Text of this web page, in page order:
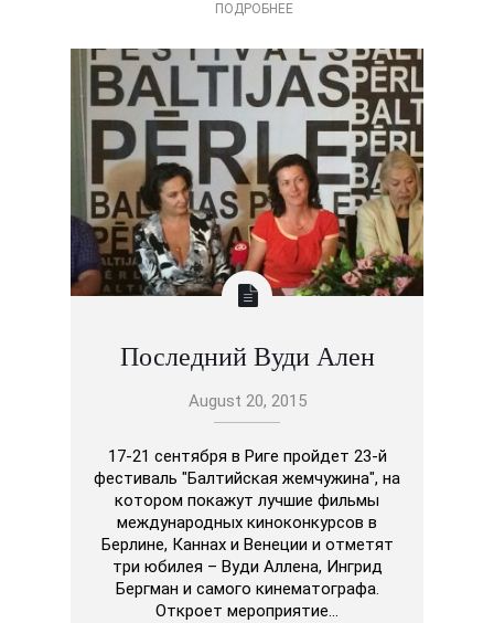
ПОДРОБНЕЕ
Последний Вуди Ален
August 20, 2015
17-21 сентября в Риге пройдет 23-й
фестиваль "Балтийская жемчужина", на
котором покажут лучшие фильмы
международных киноконкурсов в
Берлине, Каннах и Венеции и отметят
три юбилея – Вуди Аллена, Ингрид
Бергман и самого кинематографа.
Откроет мероприятие…